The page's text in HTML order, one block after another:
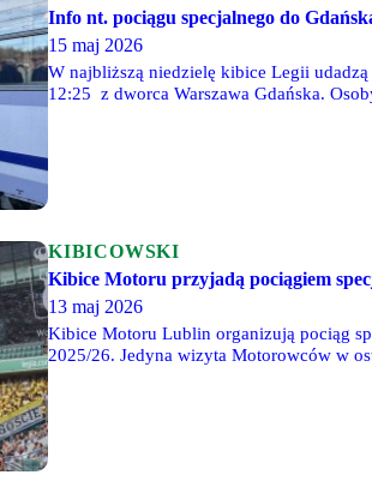
Info nt. pociągu specjalnego do
15 maj 2026
W najbliższą niedzielę kibice Legii
12:25 z dworca Warszawa Gdańska.
KIBICOWSKI
Kibice Motoru przyjadą pociągiem
13 maj 2026
Kibice Motoru Lublin organizują pociąg
2025/26. Jedyna wizyta Motorowców w